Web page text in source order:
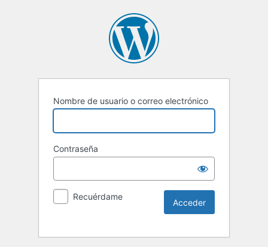
Nombre de usuario o correo electrónico
Contraseña
Recuérdame